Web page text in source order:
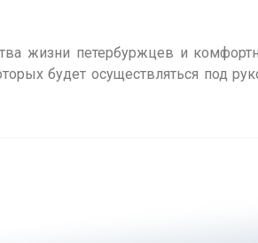
жизни петербуржцев и
будет осуществляться под